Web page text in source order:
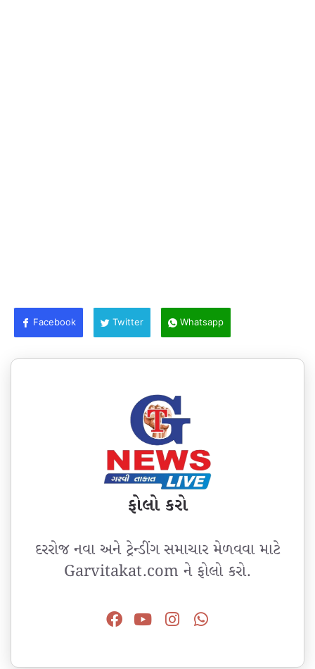
Facebook Twitter Whatsapp
ફોલો કરો
દરરોજ નવા અને ટ્રેન્ડીંગ સમાચાર મેળવવા માટે
Garvitakat.com ને ફોલો કરો.